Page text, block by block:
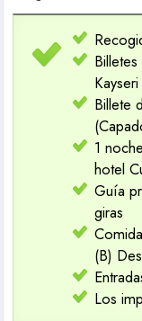
Billete
1
hotel
Guía
giras
(B)
Los